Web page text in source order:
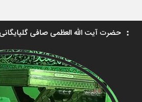
حضرت آیت الله العظمی صافی